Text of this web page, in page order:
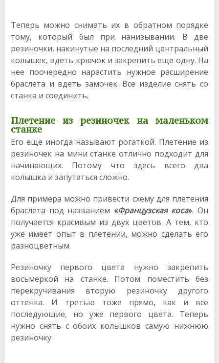
Теперь можно снимать их в обратном порядке
тому, который был при нанизывании. В две
резиночки, накинутые на последний центральный
колышек, вдеть крючок и закрепить еще одну. На
нее поочередно нарастить нужное расширение
браслета и вдеть замочек. Все изделие снять со
станка и соединить.
Плетение из резиночек на маленьком
станке
Его еще иногда называют рогаткой. Плетение из
резиночек на мини станке отлично подходит для
начинающих. Потому что здесь всего два
колышка и запутаться сложно.
Для примера можно привести схему для плетения
браслета под названием «Французская коса». Он
получается красивым из двух цветов. А тем, кто
уже имеет опыт в плетении, можно сделать его
разноцветным.
Резиночку первого цвета нужно закрепить
восьмеркой на станке. Потом поместить без
перекручивания вторую резиночку другого
оттенка. И третью тоже прямо, как и все
последующие, но уже первого цвета. Теперь
нужно снять с обоих колышков самую нижнюю
резиночку.